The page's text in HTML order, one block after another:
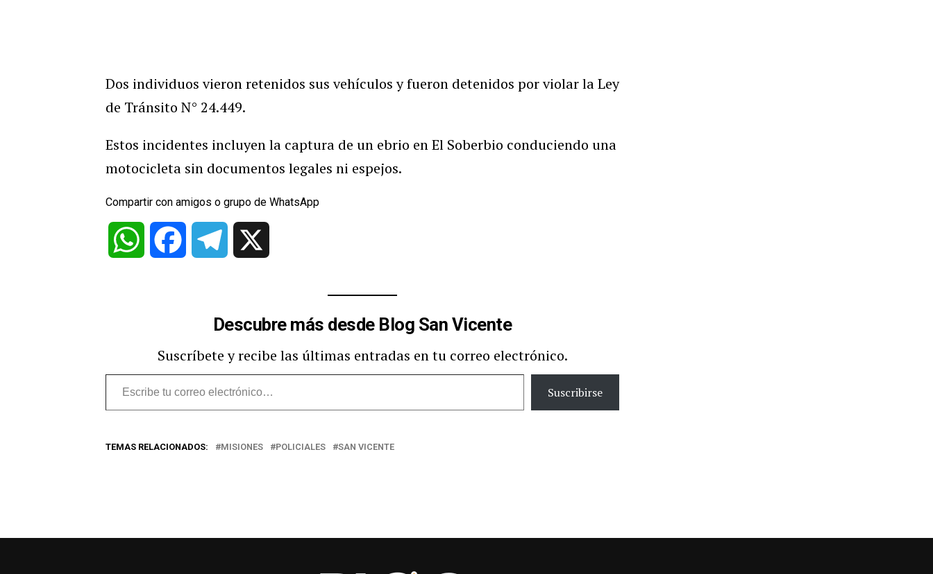
Dos individuos vieron retenidos sus vehículos y fueron detenidos por violar la Ley
de Tránsito N° 24.449.
Estos incidentes incluyen la captura de un ebrio en El Soberbio conduciendo una
motocicleta sin documentos legales ni espejos.
Compartir con amigos o grupo de WhatsApp
WhatsApp Facebook Telegram
Descubre más desde Blog San Vicente
Suscríbete y recibe las últimas entradas en tu correo electrónico.
Escribe
tu
electrónico…
Suscribirse
TEMAS RELACIONADOS: MISIONES POLICIALES SAN VICENTE